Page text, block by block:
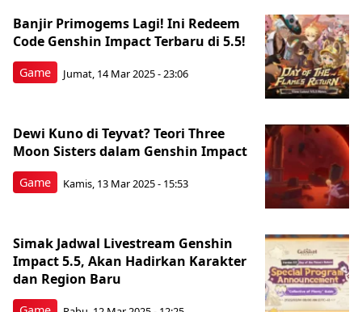
Game
Banjir Primogems Lagi! Ini Redeem
Code Genshin Impact Terbaru di 5.5!
Jumat, 14 Mar 2025 - 23:06
Game
Dewi Kuno di Teyvat? Teori Three
Moon Sisters dalam Genshin Impact
Kamis, 13 Mar 2025 - 15:53
Simak Jadwal Livestream Genshin
Impact 5.5, Akan Hadirkan Karakter
dan Region Baru